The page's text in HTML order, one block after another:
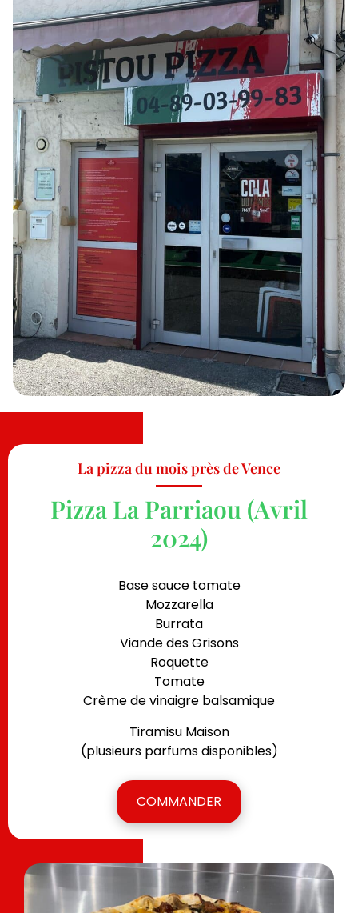
La pizza du mois près de Vence
Pizza La Parriaou (Avril
2024)
Base sauce tomate
Mozzarella
Burrata
Viande des Grisons
Roquette
Tomate
Crème de vinaigre balsamique
Tiramisu Maison
(plusieurs parfums disponibles)
COMMANDER